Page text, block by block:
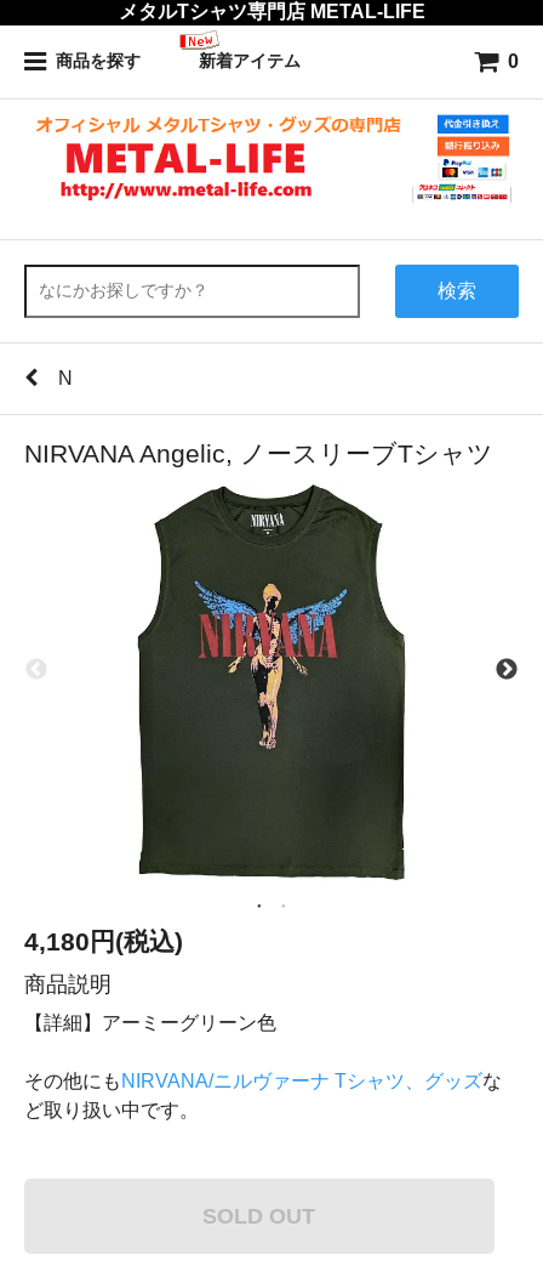
メタルTシャツ専門店 METAL-LIFE
商品を探す 新着アイテム 0
検索
N
NIRVANA Angelic, ノースリーブTシャツ
4,180円(税込)
商品説明
【詳細】アーミーグリーン色
その他にも NIRVANA/ニルヴァーナ Tシャツ、グッズな
ど取り扱い中です。
SOLD OUT